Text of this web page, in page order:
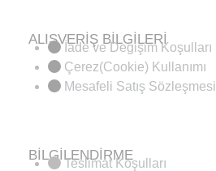
ALIŞVERİŞ BİLGİLERİ
İade ve Değişim Koşulları
Çerez(Cookie) Kullanımı
Mesafeli Satış Sözleşmesi
BİLGİLENDİRME
Teslimat Koşulları